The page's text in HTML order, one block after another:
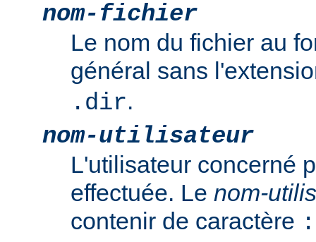
nom-fichier
Le nom du fichier au
général sans
.dir.
nom-utilisateur
L'utilisateur concerné
effectuée. Le nom-
contenir de caractère :